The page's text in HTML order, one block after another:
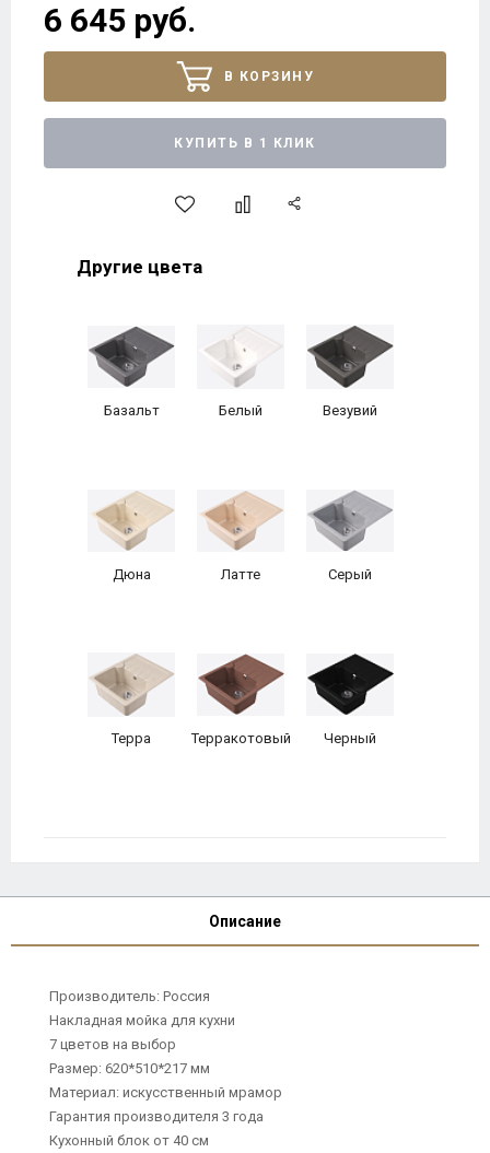
6 645 руб.
В КОРЗИНУ
КУПИТЬ В 1 КЛИК
Другие цвета
Базальт Белый Везувий
Дюна Латте Серый
Терра Терракотовый Черный
Описание
Производитель: Россия
Накладная мойка для кухни
7 цветов на выбор
Размер: 620*510*217 мм
Материал: искусственный мрамор
Гарантия производителя 3 года
Кухонный блок от 40 см